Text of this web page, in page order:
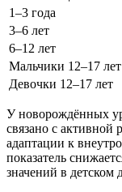
1–3 года
3–6 лет
6–12 лет
Мальчики 12–17 лет
Девочки 12–17 лет
У новорождённых
связано с активной
адаптации к
показатель
значений в детском